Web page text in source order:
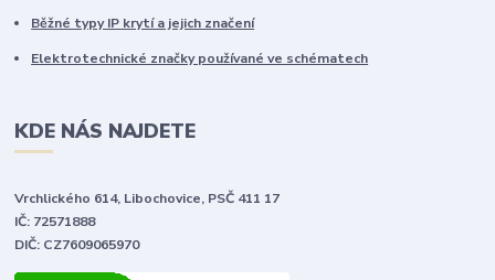
Běžné typy IP krytí a jejich značení
Elektrotechnické značky používané ve schématech
KDE NÁS NAJDETE
Vrchlického 614, Libochovice, PSČ 411 17
IČ: 72571888
DIČ: CZ7609065970